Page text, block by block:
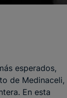
esperados,
de Medinaceli,
En esta